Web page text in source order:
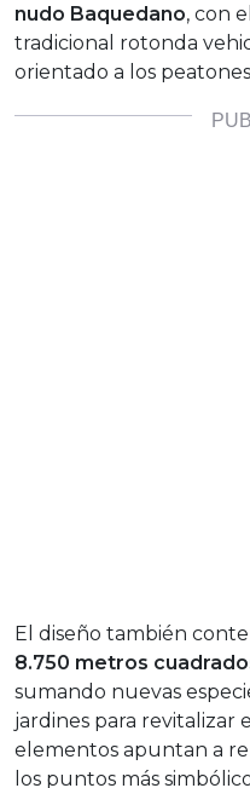
nudo Baquedano, con
tradicional rotonda
orientado a los
El diseño también
8.750 metros
sumando nuevas
jardines para revitalizar
elementos apuntan a
los puntos más